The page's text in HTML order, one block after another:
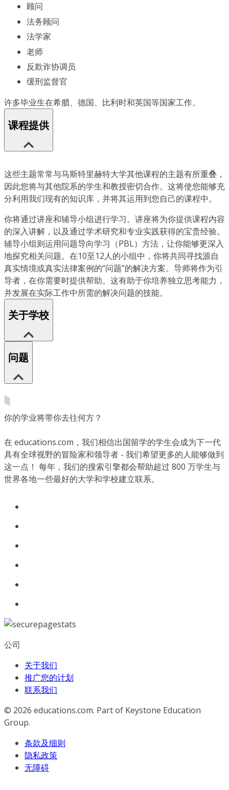
顾问
法务顾问
法学家
老师
反欺诈协调员
缓刑监督官
许多毕业生在希腊、德国、比利时和英国等国家工作。
课程提供
这些主题常常与马斯特里赫特大学其他课程的主题有所重叠，
因此您将与其他院系的学生和教授密切合作。这将使您能够充
分利用我们现有的知识库，并将其运用到您自己的课程中。
你将通过讲座和辅导小组进行学习。讲座将为你提供课程内容
的深入讲解，以及通过学术研究和专业实践获得的宝贵经验。
辅导小组则运用问题导向学习（PBL）方法，让你能够更深入
地探究相关问题。在10至12人的小组中，你将共同寻找源自
真实情境或真实法律案例的“问题”的解决方案。导师将作为引
导者，在你需要时提供帮助。这有助于你培养独立思考能力，
并发展在实际工作中所需的解决问题的技能。
关于学校
问题
你的学业将带你去往何方？
在 educations.com，我们相信出国留学的学生会成为下一代
具有全球视野的冒险家和领导者 - 我们希望更多的人能够做到
这一点！ 每年，我们的搜索引擎都会帮助超过 800 万学生与
世界各地一些最好的大学和学校建立联系。
公司
关于我们
推广您的计划
联系我们
© 2026 educations.com. Part of Keystone Education
Group.
条款及细则
隐私政策
无障碍